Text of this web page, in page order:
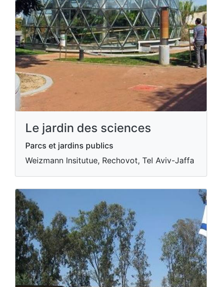
Le jardin des sciences
Parcs et jardins publics
Weizmann Insitutue, Rechovot, Tel Aviv-Jaffa